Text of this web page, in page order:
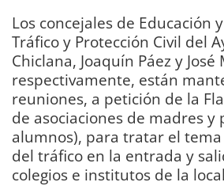
Los concejales de Educación
Tráfico y Protección Civil del
Chiclana, Joaquín Páez y
respectivamente, están
reuniones, a petición de la
de asociaciones de madres y
alumnos), para tratar el
del tráfico en la entrada y
colegios e institutos de la